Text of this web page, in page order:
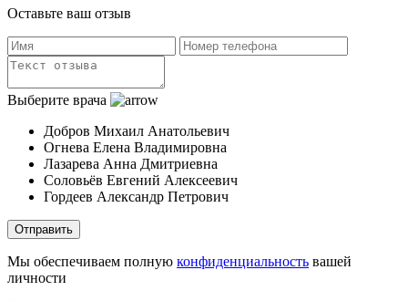
Оставьте ваш отзыв
Выберите врача
Добров Михаил Анатольевич
Огнева Елена Владимировна
Лазарева Анна Дмитриевна
Соловьёв Евгений Алексеевич
Гордеев Александр Петрович
Отправить
Мы обеспечиваем полную конфиденциальность вашей
личности